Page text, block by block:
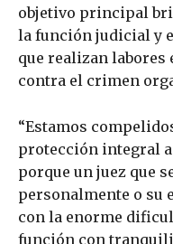
objetivo principal
la función judicial y
que realizan labores
contra el crimen
“Estamos
protección integral
porque un juez que
personalmente o su
con la enorme
función con